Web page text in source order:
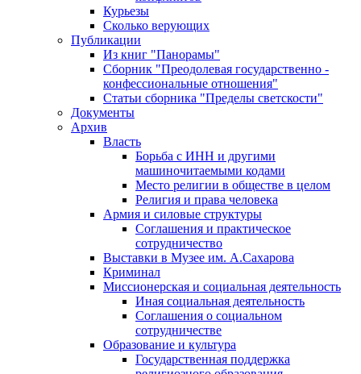
Курьезы
Сколько верующих
Публикации
Из книг "Панорамы"
Сборник "Преодолевая государственно -
конфессиональные отношения"
Статьи сборника "Пределы светскости"
Документы
Архив
Власть
Борьба с ИНН и другими
машиночитаемыми кодами
Место религии в обществе в целом
Религия и права человека
Армия и силовые структуры
Соглашения и практическое
сотрудничество
Выставки в Музее им. А.Сахарова
Криминал
Миссионерская и социальная деятельность
Иная социальная деятельность
Соглашения о социальном
сотрудничестве
Образование и культура
Государственная поддержка